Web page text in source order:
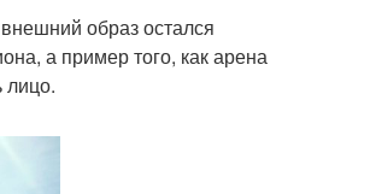
образ остался
а пример того, как арена
лицо.